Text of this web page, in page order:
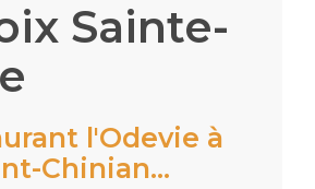
Sainte-
l'Odevie à
Chinian...